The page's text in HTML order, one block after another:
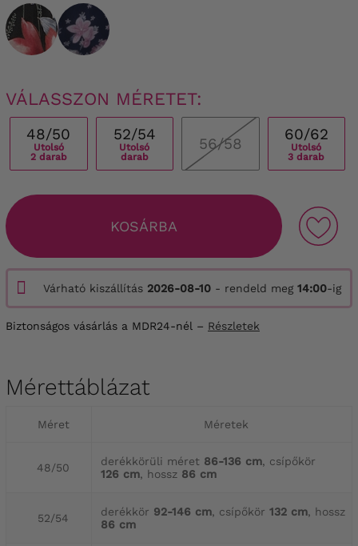
VÁLASSZON MÉRETET:
48/50
Utolsó
2 darab
52/54
Utolsó
darab
56/58
60/62
Utolsó
3 darab
KOSÁRBA
Várható kiszállítás 2026-08-10 - rendeld meg 14:00-ig
Biztonságos vásárlás a MDR24-nél – Részletek
Mérettáblázat
Méret Méretek
48/50 derékkörüli méret 86-136 cm, csípőkör
126 cm, hossz 86 cm
52/54 derékkör 92-146 cm, csípőkör 132 cm, hossz
86 cm